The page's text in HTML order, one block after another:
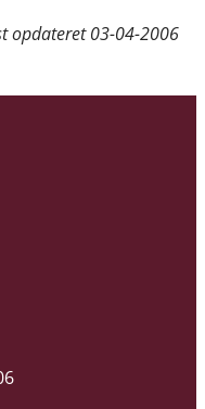
opdateret03-04-2006